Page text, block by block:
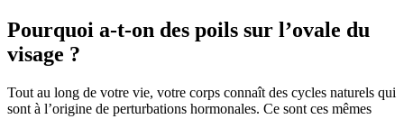
Pourquoi a-t-on des poils sur l’ovale du
visage ?
Tout au long de votre vie, votre corps connaît des cycles naturels qui
sont à l’origine de perturbations hormonales. Ce sont ces mêmes